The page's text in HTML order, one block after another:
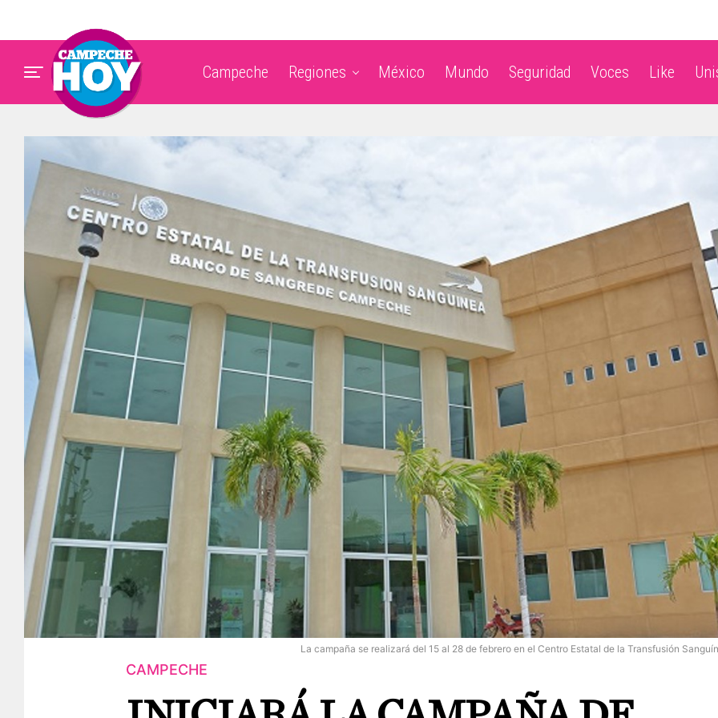
Campeche Regiones México Mundo Seguridad Voces Like
La campaña se realizará del 15 al 28 de febrero en el Centro Estatal de la Transfusión
CAMPECHE